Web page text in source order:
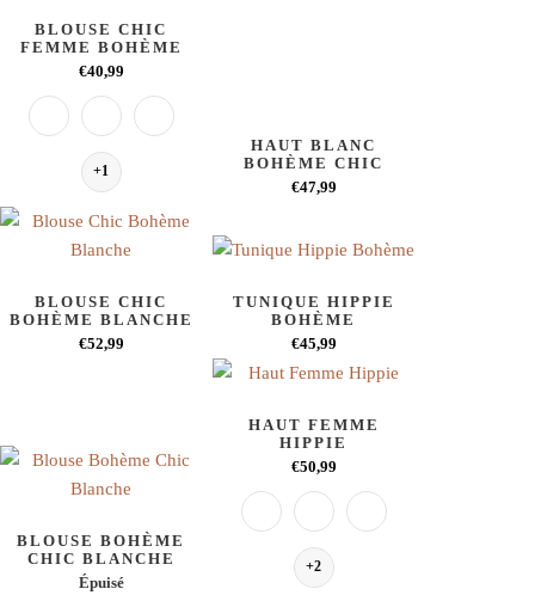
BLOUSE CHIC
FEMME BOHÈME
€40,99
+1
HAUT BLANC
BOHÈME CHIC
€47,99
BLOUSE CHIC
BOHÈME BLANCHE
€52,99
TUNIQUE HIPPIE
BOHÈME
€45,99
BLOUSE BOHÈME
CHIC BLANCHE
Épuisé
HAUT FEMME
HIPPIE
€50,99
+2